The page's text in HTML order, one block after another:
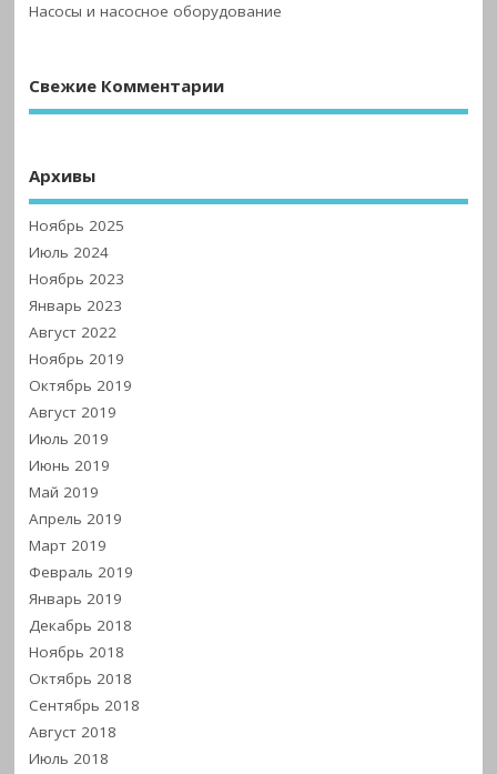
Насосы и насосное оборудование
Свежие Комментарии
Архивы
Ноябрь 2025
Июль 2024
Ноябрь 2023
Январь 2023
Август 2022
Ноябрь 2019
Октябрь 2019
Август 2019
Июль 2019
Июнь 2019
Май 2019
Апрель 2019
Март 2019
Февраль 2019
Январь 2019
Декабрь 2018
Ноябрь 2018
Октябрь 2018
Сентябрь 2018
Август 2018
Июль 2018